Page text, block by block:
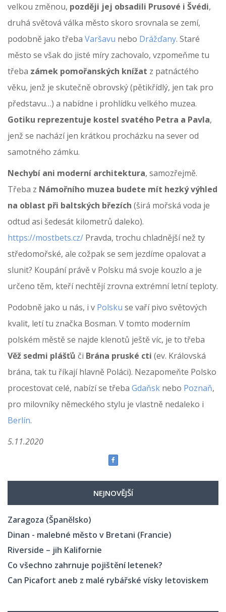
velkou změnou, později jej obsadili Prusové i Švédi,
druhá světová válka město skoro srovnala se zemí,
podobně jako třeba Varšavu nebo Drážďany. Staré
město se však do jisté míry zachovalo, vzpomeňme tu
třeba zámek pomořanských knížat z patnáctého
věku, jenž je skutečně obrovský (pětikřídlý, jen tak pro
představu…) a nabídne i prohlídku velkého muzea.
Gotiku reprezentuje kostel svatého Petra a Pavla,
jenž se nachází jen krátkou procházku na sever od
samotného zámku.
Nechybí ani moderní architektura, samozřejmě.
Třeba z Námořního muzea budete mít hezký výhled
na oblast při baltských březích (širá mořská voda je
odtud asi šedesát kilometrů daleko).
https://mostbets.cz/ Pravda, trochu chladnější než ty
středomořské, ale cožpak se sem jezdíme opalovat a
slunit? Koupání právě v Polsku má svoje kouzlo a je
určeno těm, kteří nechtějí zrovna extrémní letní teploty.
Podobně jako u nás, i v Polsku se vaří pivo světových
kvalit, letí tu značka Bosman. V tomto moderním
polském městě se najde klenotů ještě víc, je to třeba
Věž sedmi plášťů či Brána pruské cti (ev. Královská
brána, tak tu říkají hlavně Poláci). Nezapomeňte Polsko
procestovat celé, nabízí se třeba Gdaňsk nebo Poznaň,
pro milovníky německého stylu je vlastně nedaleko i
Berlín.
5.11.2020
NEJNOVĚJŠÍ
Zaragoza (Španělsko)
Dinan - malebné město v Bretani (Francie)
Riverside – jih Kalifornie
Co všechno zahrnuje pojištění letenek?
Can Picafort aneb z malé rybářské vísky letoviskem